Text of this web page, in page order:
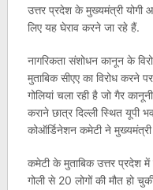
उत्तर प्रदेश के मुख्यमंत्री योगी
लिए यह घेराव करने जा रहे हैं.
नागरिकता संशोधन कानून के
मुताबिक सीएए का विरोध करने
गोलियां चला रही है जो गैर
कराने छात्र दिल्ली स्थित यूपी
कोऑर्डिनेशन कमेटी ने
कमेटी के मुताबिक उत्तर प्रदेश में
गोली से 20 लोगों की मौत हो